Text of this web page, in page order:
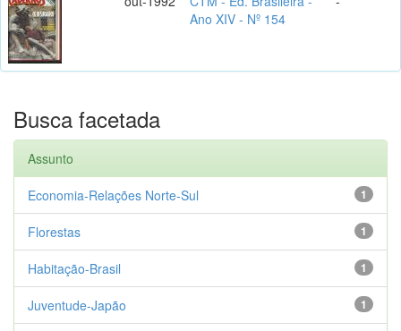
Ano XIV - Nº 154
Busca facetada
Assunto
1
Economia-Relações Norte-Sul
1
Florestas
1
Habitação-Brasil
1
Juventude-Japão